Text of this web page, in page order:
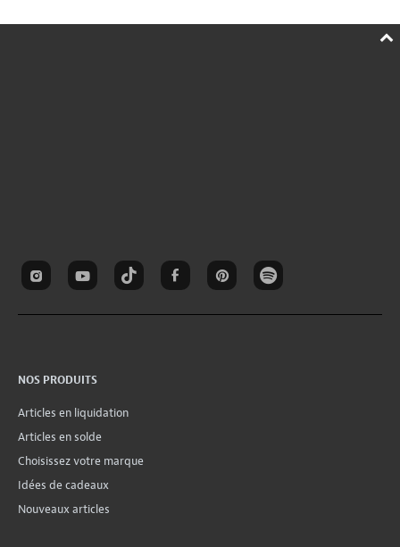
NOS PRODUITS
Articles en liquidation
Articles en solde
Choisissez votre marque
Idées de cadeaux
Nouveaux articles